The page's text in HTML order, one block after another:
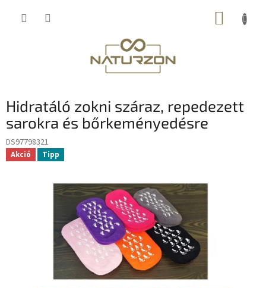
KOSÁR
Hidratáló zokni száraz, repedezett
sarokra és bőrkeményedésre
DS97798321
Akció Tipp